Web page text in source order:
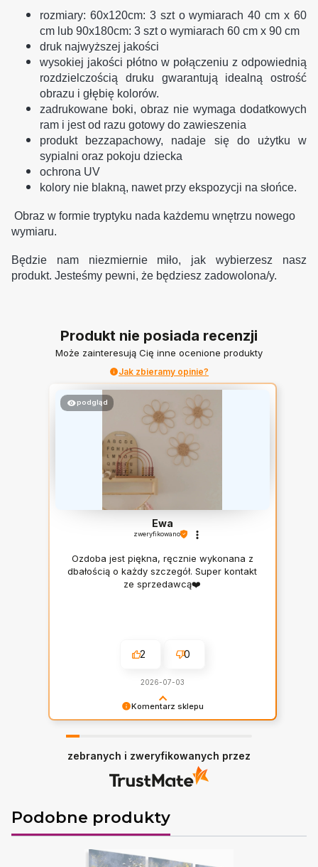
rozmiary: 60x120cm: 3 szt o wymiarach 40 cm x 60
cm lub 90x180cm: 3 szt o wymiarach 60 cm x 90 cm
druk najwyższej jakości
wysokiej jakości płótno w połączeniu z odpowiednią
rozdzielczością druku gwarantują idealną ostrość
obrazu i głębię kolorów.
zadrukowane boki, obraz nie wymaga dodatkowych
ram i jest od razu gotowy do zawieszenia
produkt bezzapachowy, nadaje się do użytku w
sypialni oraz pokoju dziecka
ochrona UV
kolory nie blakną, nawet przy ekspozycji na słońce.
Obraz w formie tryptyku nada każdemu wnętrzu nowego
wymiaru.
Będzie nam niezmiernie miło, jak wybierzesz nasz
produkt. Jesteśmy pewni, że będziesz zadowolona/y.
Produkt nie posiada recenzji
Może zainteresują Cię inne ocenione produkty
Jak zbieramy opinie?
Komentarz sklepu
podgląd
Ewa
zweryfikowano
Ozdoba jest piękna, ręcznie wykonana z
dbałością o każdy szczegół. Super kontakt
ze sprzedawcą❤️
2 0
2026-07-03
zebranych i zweryfikowanych przez
Podobne produkty